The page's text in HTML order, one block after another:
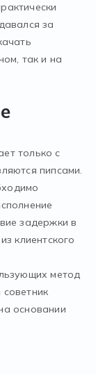
за
так и на
только с
пипсами.
задержки в
клиентского
метод
основании